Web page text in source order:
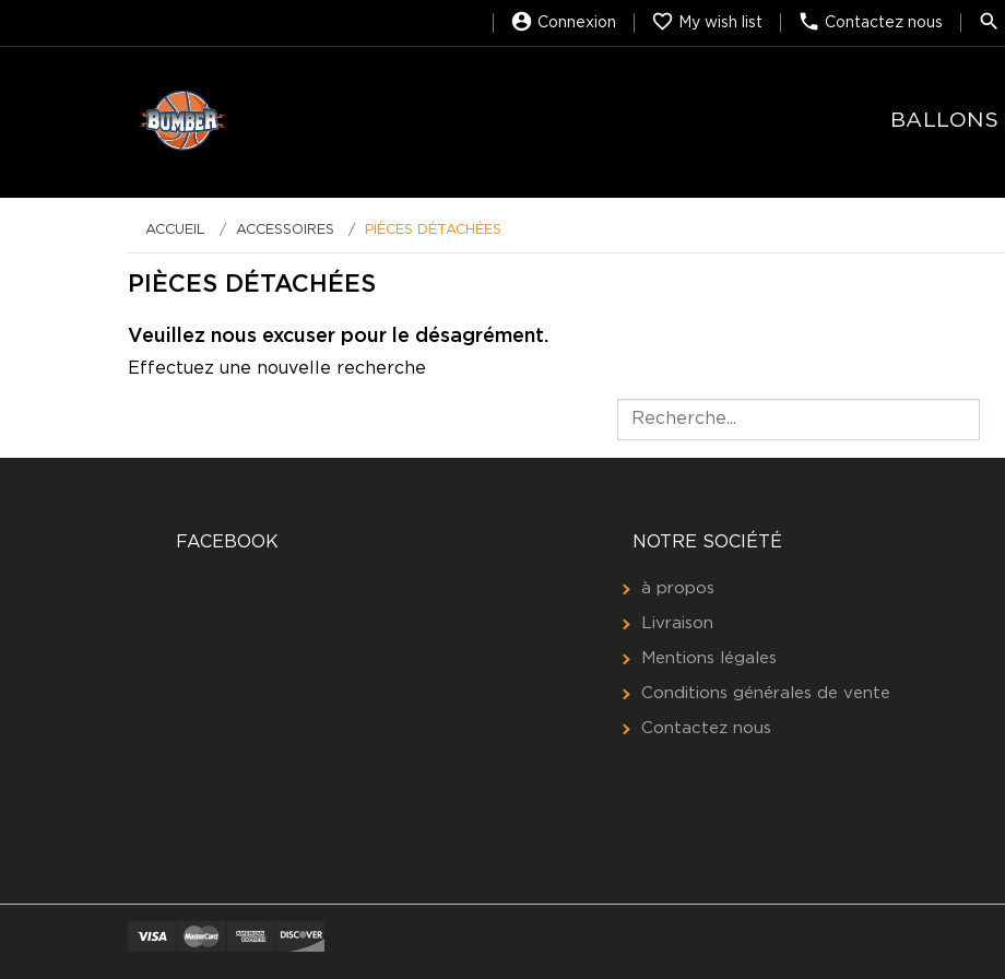
 Connexion  My wish list  Contactez nous 
BALLONS
ACCUEIL ACCESSOIRES PIÈCES DÉTACHÉES
PIÈCES DÉTACHÉES
Veuillez nous excuser pour le désagrément.
Effectuez une nouvelle recherche
FACEBOOK NOTRE SOCIÉTÉ
à propos
Livraison
Mentions légales
Conditions générales de vente
Contactez nous